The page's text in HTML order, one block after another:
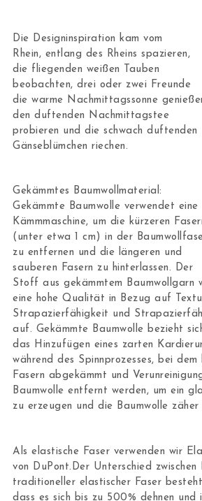
Die Designinspiration kam vom
Rhein, entlang des Rheins spazieren,
die fliegenden weißen Tauben
beobachten, drei oder zwei Freunde
die warme Nachmittagssonne
den duftenden Nachmittagstee
probieren und die schwach duftenden
Gänseblümchen riechen.
Gekämmtes Baumwollmaterial:
Gekämmte Baumwolle verwendet eine
Kämmmaschine, um die kürzeren
(unter etwa 1 cm) in der
zu entfernen und die längeren und
sauberen Fasern zu hinterlassen. Der
Stoff aus gekämmtem Baumwollgarn
eine hohe Qualität in Bezug auf
Strapazierfähigkeit und
auf. Gekämmte Baumwolle bezieht
das Hinzufügen eines zarten
während des Spinnprozesses, bei dem
Fasern abgekämmt und
Baumwolle entfernt werden, um ein
zu erzeugen und die Baumwolle zäher
Als elastische Faser verwenden wir
von DuPont.Der Unterschied zwischen
traditioneller elastischer Faser
dass es sich bis zu 500% dehnen und